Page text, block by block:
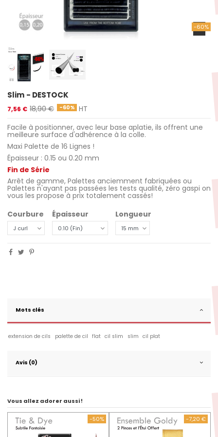
-60%
Slim - DESTOCK
7,56 € 18,90 € -60% HT
Facile à positionner, avec leur base aplatie, ils offrent une
meilleure surface d'adhérence à la colle.
Maxi Palette de 16 Lignes !
Épaisseur : 0.15 ou 0.20 mm
Fin de Série
Arrêt de gamme, Palettes anciemment fabriquées ou
Palettes n'ayant pas passées les tests qualité, zéro gaspi on
vous les propose à prix totalement cassés!
Courbure
Épaisseur Longueur
Mots clés
extension de cils palette de cil flat cil slim slim cil plat
Avis (0)
Vous allez adorer aussi !
-50% -7,20 €